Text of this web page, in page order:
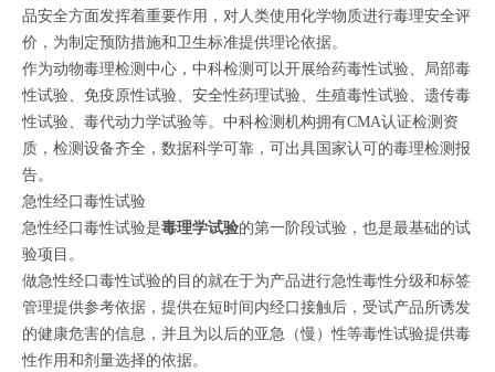
品安全方面发挥着重要作用，对人类使用化学物质进行毒理安全评
价，为制定预防措施和卫生标准提供理论依据。
作为动物毒理检测中心，中科检测可以开展给药毒性试验、局部毒
性试验、免疫原性试验、安全性药理试验、生殖毒性试验、遗传毒
性试验、毒代动力学试验等。中科检测机构拥有CMA认证检测资
质，检测设备齐全，数据科学可靠，可出具国家认可的毒理检测报
告。
急性经口毒性试验
急性经口毒性试验是毒理学试验的第一阶段试验，也是最基础的试
验项目。
做急性经口毒性试验的目的就在于为产品进行急性毒性分级和标签
管理提供参考依据，提供在短时间内经口接触后，受试产品所诱发
的健康危害的信息，并且为以后的亚急（慢）性等毒性试验提供毒
性作用和剂量选择的依据。